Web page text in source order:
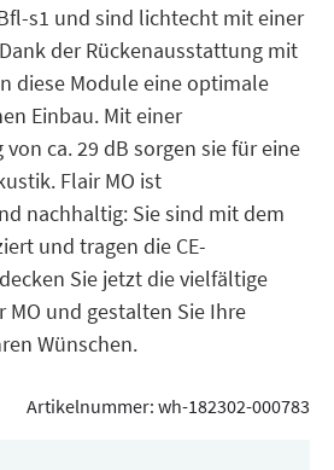
s1 und sind lichtecht mit einer
der Rückenausstattung mit
diese Module eine optimale
Einbau. Mit einer
ca. 29 dB sorgen sie für eine
Flair MO ist
nachhaltig: Sie sind mit dem
und tragen die CE-
Sie jetzt die vielfältige
MO und gestalten Sie Ihre
Wünschen.
Artikelnummer: wh-182302-000783